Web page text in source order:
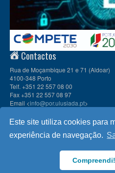
Este site utiliza cookies para
experiência de navegação.
Compreendi!
Contactos
Rua de Moçambique 21 e 71 (Aldoar)
4100-348 Porto
Telf. +351 22 557 08 00
Fax +351 22 557 08 97
Email <info@por.ulusiada.pt>
© 2026CIULP , Universidade